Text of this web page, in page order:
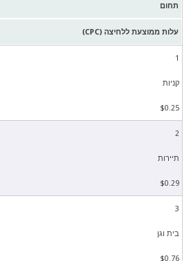
תחום
עלות ממוצעת ללחיצה (CPC)
1
קניות
$0.25
2
תיירות
$0.29
3
בית וגן
$0.76